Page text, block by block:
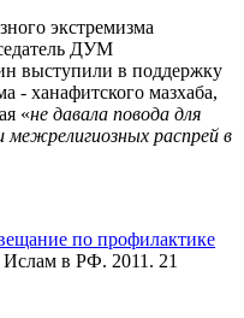
экстремизма
ДУМ
выступили в поддержку
- ханафитского мазхаба,
«не давала повода для
межрелигиозных распрей в
по профилактике
Ислам в РФ. 2011. 21